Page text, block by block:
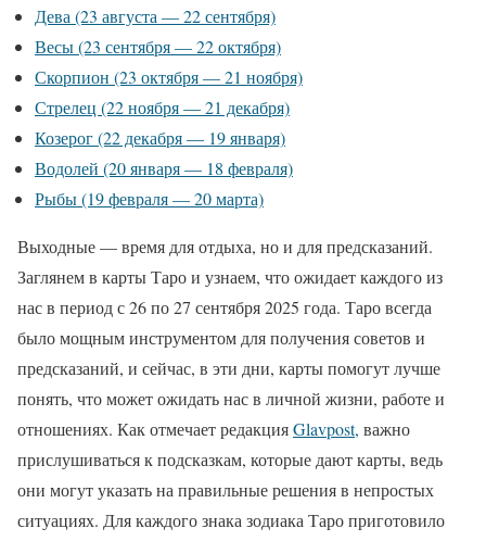
Дева (23 августа — 22 сентября)
Весы (23 сентября — 22 октября)
Скорпион (23 октября — 21 ноября)
Стрелец (22 ноября — 21 декабря)
Козерог (22 декабря — 19 января)
Водолей (20 января — 18 февраля)
Рыбы (19 февраля — 20 марта)
Выходные — время для отдыха, но и для предсказаний.
Заглянем в карты Таро и узнаем, что ожидает каждого из
нас в период с 26 по 27 сентября 2025 года. Таро всегда
было мощным инструментом для получения советов и
предсказаний, и сейчас, в эти дни, карты помогут лучше
понять, что может ожидать нас в личной жизни, работе и
отношениях. Как отмечает редакцияGlavpost, важно
прислушиваться к подсказкам, которые дают карты, ведь
они могут указать на правильные решения в непростых
ситуациях. Для каждого знака зодиака Таро приготовило